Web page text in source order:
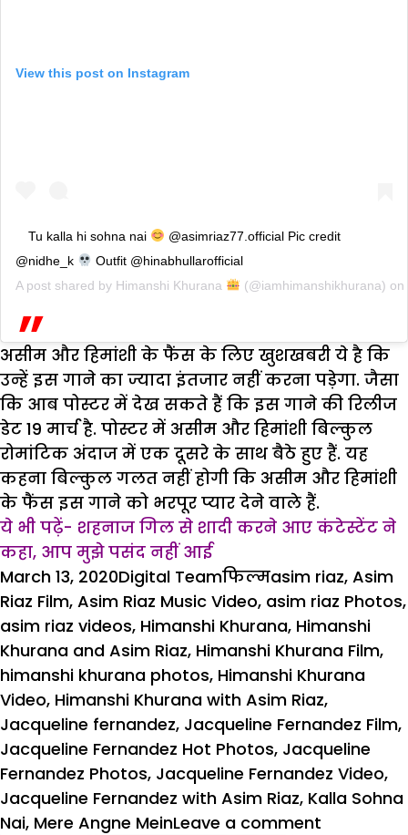
View this post on Instagram
Tu kalla hi sohna nai
@asimriaz77.official Pic credit
@nidhe_k
Outfit @hinabhullarofficial
A post shared by Himanshi Khurana (@iamhimanshikhurana) on
असीम और हिमांशी के फैंस के लिए खुशखबरी ये है कि
उन्हें इस गाने का ज्यादा इंतजार नहीं करना पड़ेगा. जैसा
कि आब पोस्टर में देख सकते हैं कि इस गाने की रिलीज
डेट 19 मार्च है. पोस्टर में असीम और हिमांशी बिल्कुल
रोमांटिक अंदाज में एक दूसरे के साथ बैठे हुए हैं. यह
कहना बिल्कुल गलत नहीं होगी कि असीम और हिमांशी
के फैंस इस गाने को भरपूर प्यार देने वाले हैं.
ये भी पढ़ें- शहनाज गिल से शादी करने आए कंटेस्टेंट ने
कहा, आप मुझे पसंद नहीं आई
Posted
on
March 13, 2020Author
Digital TeamCategories
फिल्मTags
asim riaz, Asim
Riaz Film, Asim Riaz Music Video, asim riaz Photos,
asim riaz videos, Himanshi Khurana, Himanshi
Khurana and Asim Riaz, Himanshi Khurana Film,
himanshi khurana photos, Himanshi Khurana
Video, Himanshi Khurana with Asim Riaz,
Jacqueline fernandez, Jacqueline Fernandez Film,
Jacqueline Fernandez Hot Photos, Jacqueline
Fernandez Photos, Jacqueline Fernandez Video,
Jacqueline Fernandez with Asim Riaz, Kalla Sohna
Nai, Mere Angne MeinLeave a comment